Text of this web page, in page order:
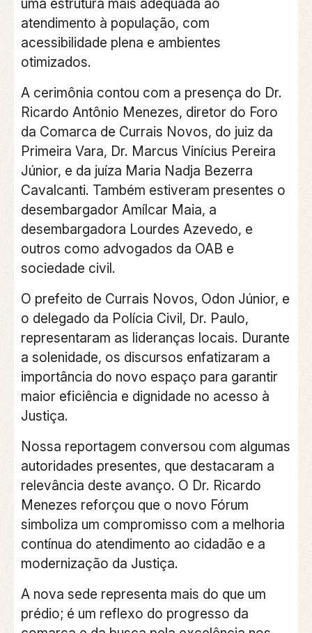
atendimento à população, com
acessibilidade plena e ambientes
otimizados.
A cerimônia contou com a presença do Dr.
Ricardo Antônio Menezes, diretor do Foro
da Comarca de Currais Novos, do juiz da
Primeira Vara, Dr. Marcus Vinícius Pereira
Júnior, e da juíza Maria Nadja Bezerra
Cavalcanti. Também estiveram presentes o
desembargador Amílcar Maia, a
desembargadora Lourdes Azevedo, e
outros como advogados da OAB e
sociedade civil.
O prefeito de Currais Novos, Odon Júnior, e
o delegado da Polícia Civil, Dr. Paulo,
representaram as lideranças locais. Durante
a solenidade, os discursos enfatizaram a
importância do novo espaço para garantir
maior eficiência e dignidade no acesso à
Justiça.
Nossa reportagem conversou com algumas
autoridades presentes, que destacaram a
relevância deste avanço. O Dr. Ricardo
Menezes reforçou que o novo Fórum
simboliza um compromisso com a melhoria
contínua do atendimento ao cidadão e a
modernização da Justiça.
A nova sede representa mais do que um
prédio; é um reflexo do progresso da